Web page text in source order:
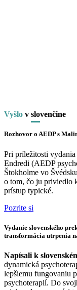
Vyšlo v slovenčine
Rozhovor o AEDP s
Pri príležitosti
Endredi (AEDP
Štokholme vo
o tom, čo ju priviedlo
prístup typické.
Pozrite si
Vydanie slovenského
transformácia utrpenia
Napísali k
dynamická
lepšiemu fungovaniu
psychoterapií. Do